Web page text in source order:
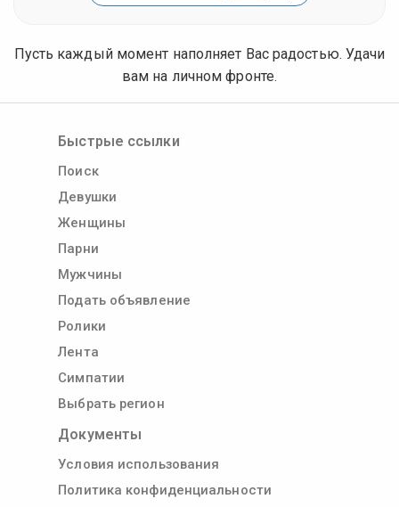
Пусть каждый момент наполняет Вас радостью. Удачи
вам на личном фронте.
Быстрые ссылки
Поиск
Девушки
Женщины
Парни
Мужчины
Подать объявление
Ролики
Лента
Симпатии
Выбрать регион
Документы
Условия использования
Политика конфиденциальности